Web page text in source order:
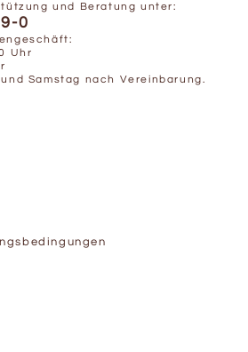
und Beratung unter:
0
Uhr
Samstag nach Vereinbarung.